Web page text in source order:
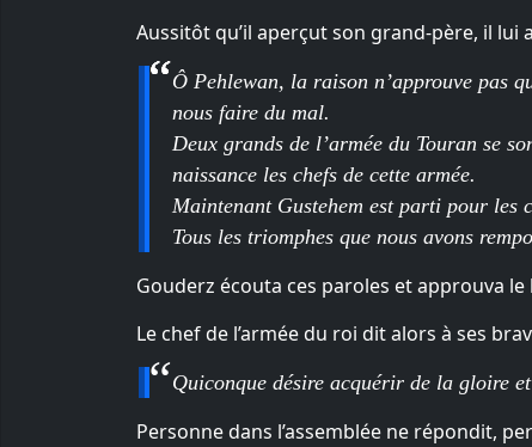
Aussitôt qu’il aperçut son grand-père, il lui
Ô Pehlewan, la raison n’approuve pas
nous faire du mal.
Deux grands de l’armée du Touran se
naissance les chefs de cette armée.
Maintenant Gustehem est parti pour les
Tous les triomphes que nous avons
Gouderz écouta ces paroles et approuva
Le chef de l’armée du roi dit alors à ses
Quiconque désire acquérir de la gloire
Personne dans l’assemblée ne répondit,